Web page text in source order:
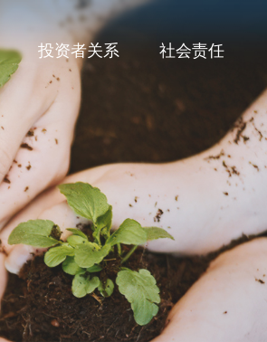
投资者关系 社会责任